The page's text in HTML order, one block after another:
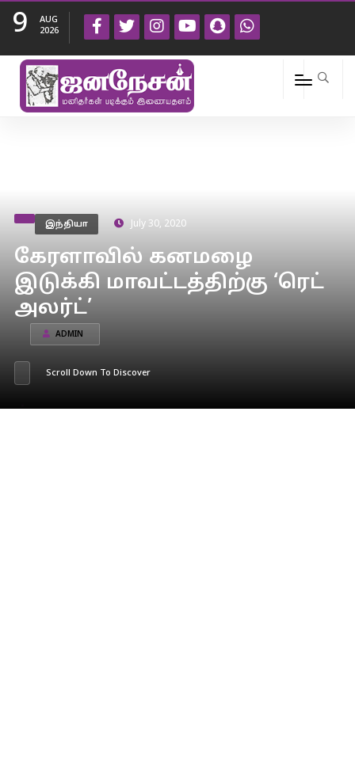
9
AUG
2026
இந்தியா July 30, 2020
கேரளாவில் கனமழை
இடுக்கி மாவட்டத்திற்கு ‘ரெட்
அலர்ட்’
ADMIN
Scroll Down To Discover